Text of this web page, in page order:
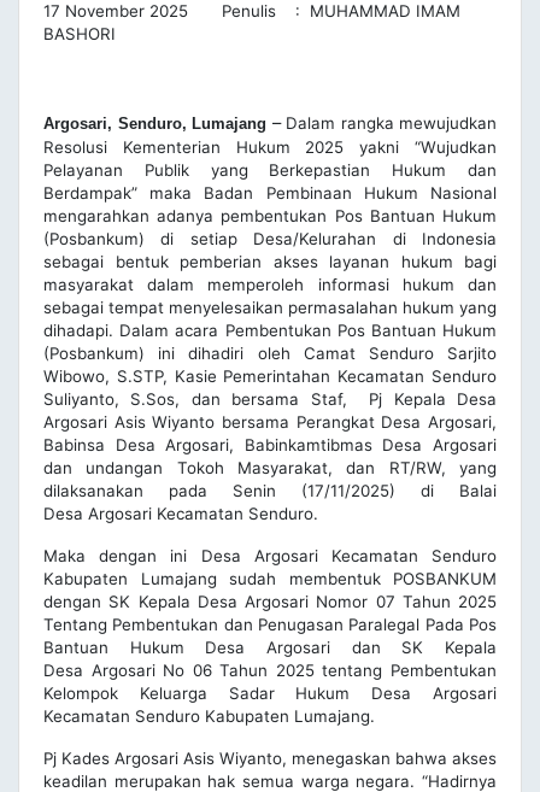
17 November 2025 Penulis : MUHAMMAD IMAM
BASHORI
Argosari, Senduro, Lumajang – Dalam rangka mewujudkan
Resolusi Kementerian Hukum 2025 yakni “Wujudkan
Pelayanan Publik yang Berkepastian Hukum dan
Berdampak” maka Badan Pembinaan Hukum Nasional
mengarahkan adanya pembentukan Pos Bantuan Hukum
(Posbankum) di setiap Desa/Kelurahan di Indonesia
sebagai bentuk pemberian akses layanan hukum bagi
masyarakat dalam memperoleh informasi hukum dan
sebagai tempat menyelesaikan permasalahan hukum yang
dihadapi. Dalam acara Pembentukan Pos Bantuan Hukum
(Posbankum) ini dihadiri oleh Camat Senduro Sarjito
Wibowo, S.STP, Kasie Pemerintahan Kecamatan Senduro
Suliyanto, S.Sos, dan bersama Staf, Pj Kepala Desa
Argosari Asis Wiyanto bersama Perangkat Desa Argosari,
Babinsa Desa Argosari, Babinkamtibmas Desa Argosari
dan undangan Tokoh Masyarakat, dan RT/RW, yang
dilaksanakan pada Senin (17/11/2025) di Balai
Desa Argosari Kecamatan Senduro.
Maka dengan ini Desa Argosari Kecamatan Senduro
Kabupaten Lumajang sudah membentuk POSBANKUM
dengan SK Kepala Desa Argosari Nomor 07 Tahun 2025
Tentang Pembentukan dan Penugasan Paralegal Pada Pos
Bantuan Hukum Desa Argosari dan SK Kepala
Desa Argosari No 06 Tahun 2025 tentang Pembentukan
Kelompok Keluarga Sadar Hukum Desa Argosari
Kecamatan Senduro Kabupaten Lumajang.
Pj Kades Argosari Asis Wiyanto, menegaskan bahwa akses
keadilan merupakan hak semua warga negara. “Hadirnya